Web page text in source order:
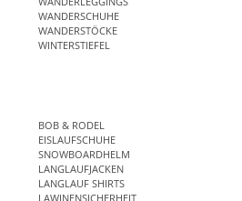
WANDERSCHUHE
WANDERSTÖCKE
WINTERSTIEFEL
BOB & RODEL
EISLAUFSCHUHE
SNOWBOARDHELM
LANGLAUFJACKEN
LANGLAUF SHIRTS
LAWINENSICHERHEIT